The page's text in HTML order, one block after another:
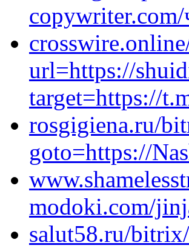
copywriter.com/
url=https://
target=https://
rosgigiena.ru/
goto=https://
modoki.com/
salut58.ru/